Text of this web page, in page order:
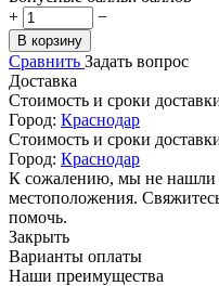
+
−
В корзину
Сравнить Задать вопрос
Доставка
Стоимость и сроки
Город: Краснодар
Стоимость и сроки
Город: Краснодар
К сожалению, мы не нашли
местоположения.
помочь.
Закрыть
Варианты оплаты
Наши преимущества